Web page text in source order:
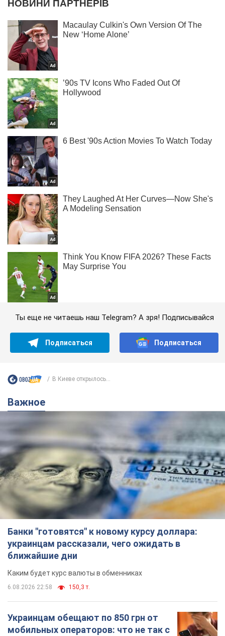
Ты еще не читаешь наш Telegram? А зря! Подписывайся
Подписаться Подписаться
В Киеве открылось...
Важное
Банки "готовятся" к новому курсу доллара:
украинцам рассказали, чего ожидать в
ближайшие дни
Каким будет курс валюты в обменниках
6.08.2026 22:58 150,3 т.
Украинцам обещают по 850 грн от
мобильных операторов: что не так с